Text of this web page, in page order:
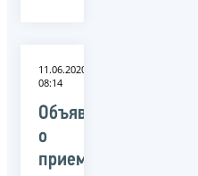
11.06.2020
08:14
Объявление
о
приеме